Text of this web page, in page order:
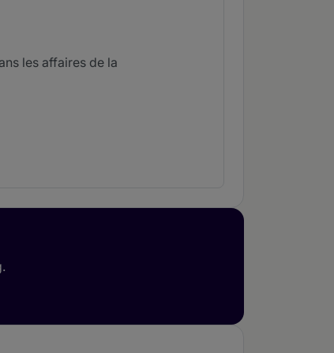
les affaires de la
tribunaux nationaux. Il agit